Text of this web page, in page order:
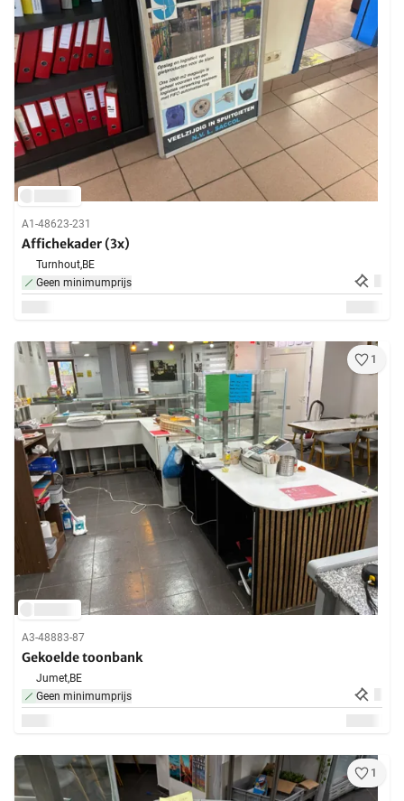
A1-48623-231
Affichekader (3x)
Turnhout,BE
Geen minimumprijs
1
A3-48883-87
Gekoelde toonbank
Jumet,BE
Geen minimumprijs
1